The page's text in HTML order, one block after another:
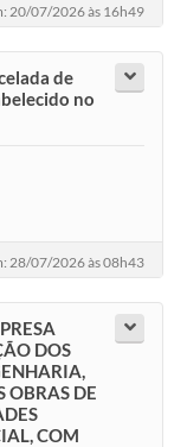
20/07/2026 às 16h49
de
no
28/07/2026 às 08h43
DOS
OBRAS DE
COM